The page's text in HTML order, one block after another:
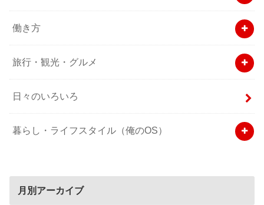
働き方
旅行・観光・グルメ
日々のいろいろ
暮らし・ライフスタイル（俺のOS）
月別アーカイブ